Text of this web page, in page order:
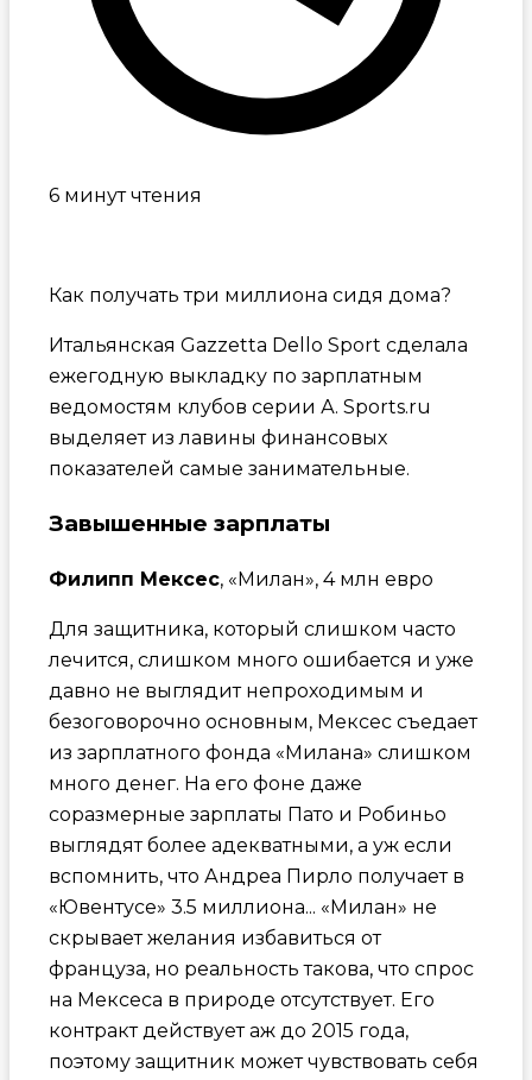
6 минут чтения
Как получать три миллиона сидя дома?
Итальянская Gazzetta Dello Sport сделала
ежегодную выкладку по зарплатным
ведомостям клубов серии А. Sports.ru
выделяет из лавины финансовых
показателей самые занимательные.
Завышенные зарплаты
Филипп Мексес, «Милан», 4 млн евро
Для защитника, который слишком часто
лечится, слишком много ошибается и уже
давно не выглядит непроходимым и
безоговорочно основным, Мексес съедает
из зарплатного фонда «Милана» слишком
много денег. На его фоне даже
соразмерные зарплаты Пато и Робиньо
выглядят более адекватными, а уж если
вспомнить, что Андреа Пирло получает в
«Ювентусе» 3.5 миллиона... «Милан» не
скрывает желания избавиться от
француза, но реальность такова, что спрос
на Мексеса в природе отсутствует. Его
контракт действует аж до 2015 года,
поэтому защитник может чувствовать себя